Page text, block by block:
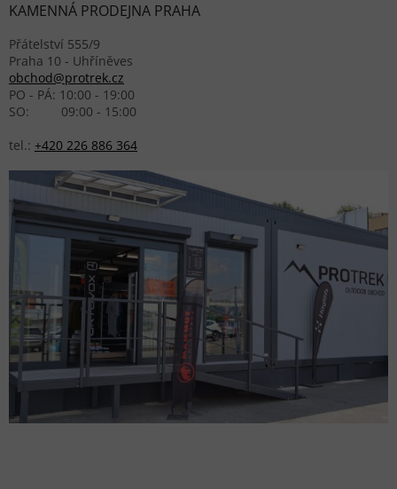
KAMENNÁ PRODEJNA PRAHA
Přátelství 555/9
Praha 10 - Uhříněves
obchod@protrek.cz
PO - PÁ: 10:00 - 19:00
SO: 09:00 - 15:00
tel.: +420 226 886 364